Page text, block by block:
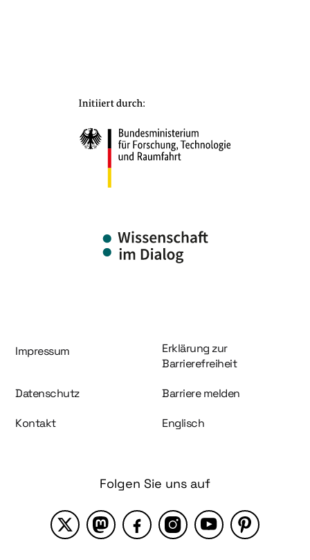
Information und Service
Impressum
Erklärung zur
Barrierefreiheit
Datenschutz Barriere melden
Kontakt Englisch
Folgen Sie uns auf